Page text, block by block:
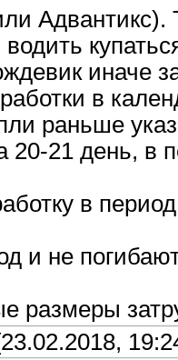
Адвантикс).
иначе
в
раньше
20-21 день, в
в
и не
размеры